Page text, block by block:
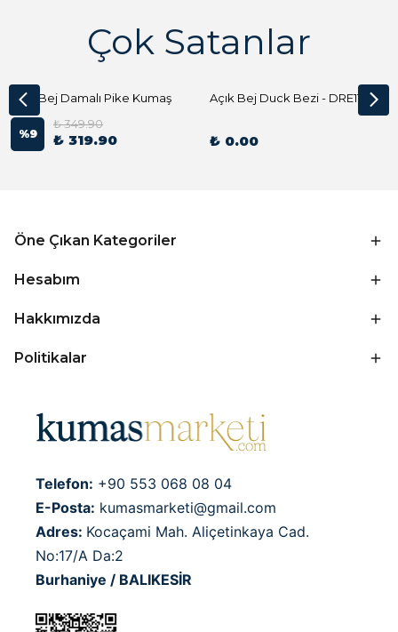
Çok Satanlar
Açık Bej Damalı Pike Kumaş
%9
₺ 349.90
₺ 319.90
Açık Bej Duck Bezi - DRE1144 Kumaş Peçete
₺ 0.00
Öne Çıkan Kategoriler
Hesabım
Hakkımızda
Politikalar
Telefon: +90 553 068 08 04
E-Posta: kumasmarketi@gmail.com
Adres: Kocaçami Mah. Aliçetinkaya Cad.
No:17/A Da:2
Burhaniye / BALIKESİR